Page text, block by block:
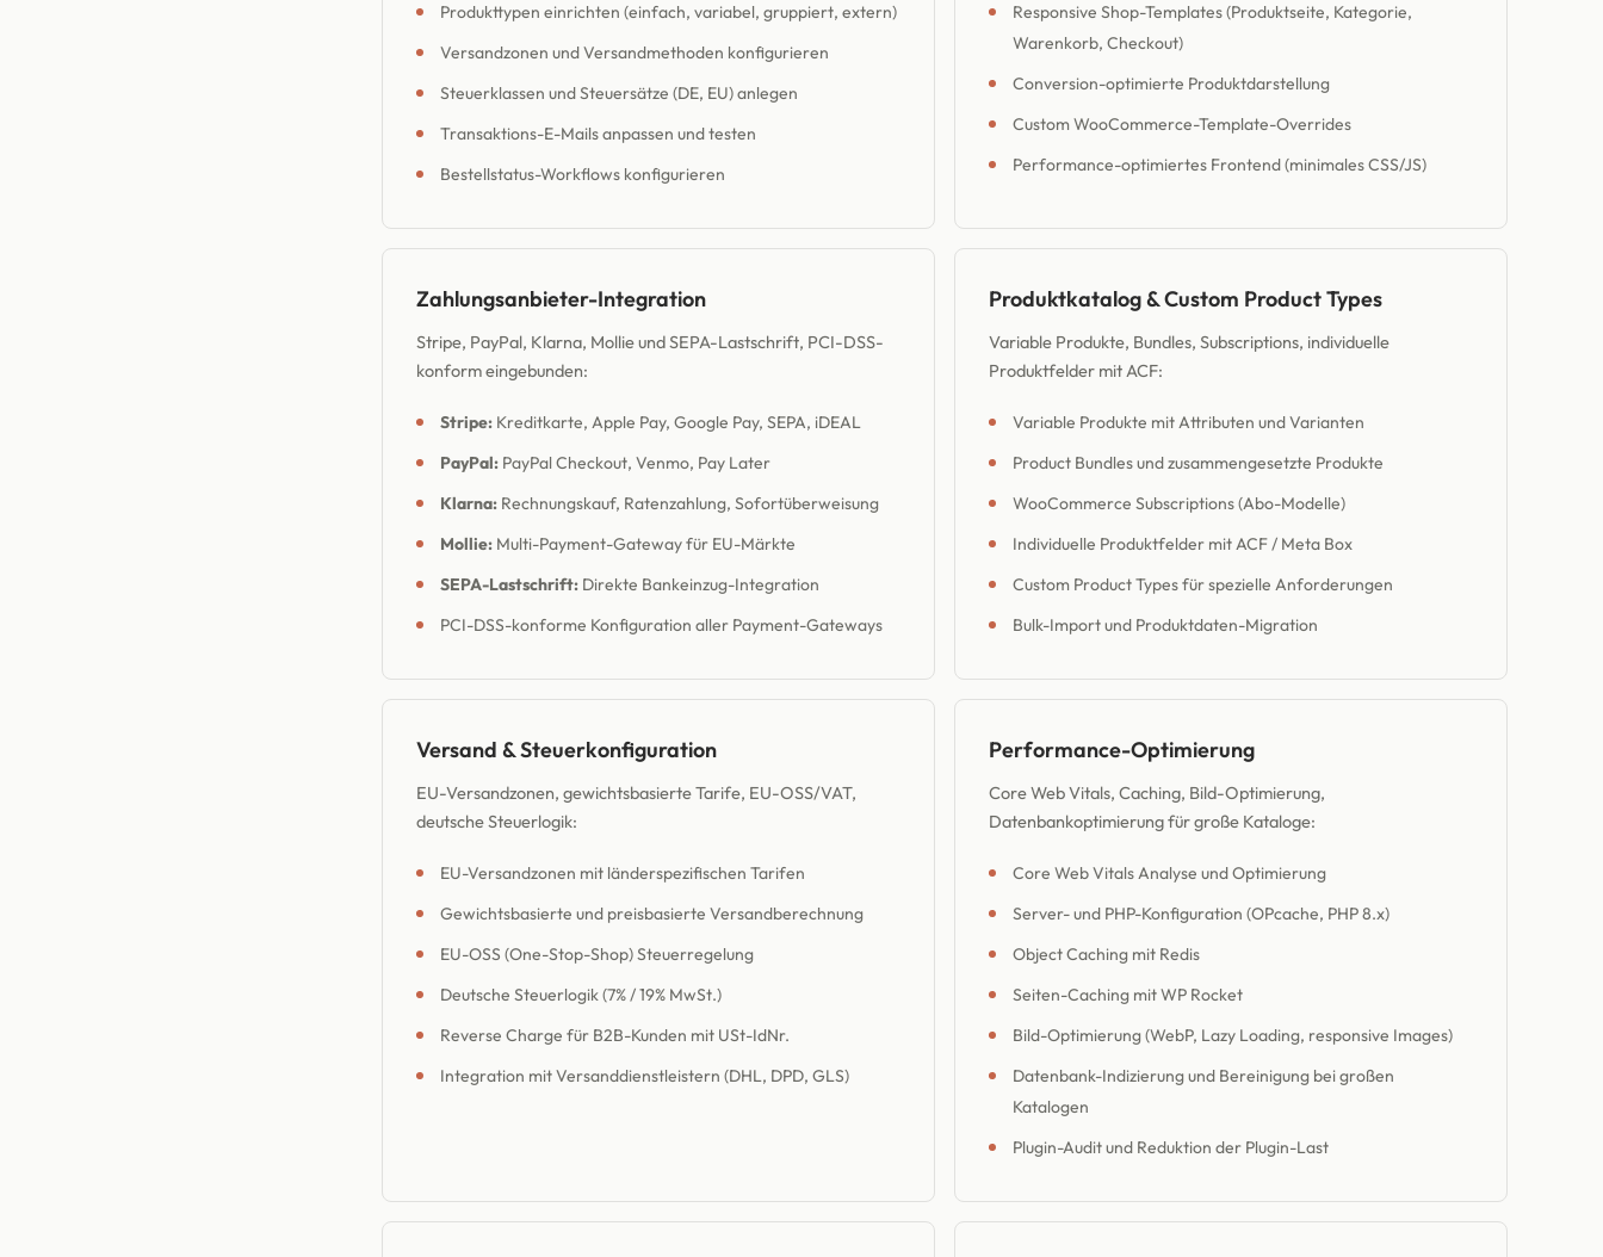
Produkttypen einrichten (einfach, variabel, gruppiert, extern)
Versandzonen und Versandmethoden konfigurieren
Steuerklassen und Steuersätze (DE, EU) anlegen
Transaktions-E-Mails anpassen und testen
Bestellstatus-Workflows konfigurieren
Responsive Shop-Templates (Produktseite, Kategorie,
Warenkorb, Checkout)
Conversion-optimierte Produktdarstellung
Custom WooCommerce-Template-Overrides
Performance-optimiertes Frontend (minimales CSS/JS)
Zahlungsanbieter-Integration
Stripe, PayPal, Klarna, Mollie und SEPA-Lastschrift, PCI-DSS-
konform eingebunden:
Stripe: Kreditkarte, Apple Pay, Google Pay, SEPA, iDEAL
PayPal: PayPal Checkout, Venmo, Pay Later
Klarna: Rechnungskauf, Ratenzahlung, Sofortüberweisung
Mollie: Multi-Payment-Gateway für EU-Märkte
SEPA-Lastschrift: Direkte Bankeinzug-Integration
PCI-DSS-konforme Konfiguration aller Payment-Gateways
Produktkatalog & Custom Product Types
Variable Produkte, Bundles, Subscriptions, individuelle
Produktfelder mit ACF:
Variable Produkte mit Attributen und Varianten
Product Bundles und zusammengesetzte Produkte
WooCommerce Subscriptions (Abo-Modelle)
Individuelle Produktfelder mit ACF / Meta Box
Custom Product Types für spezielle Anforderungen
Bulk-Import und Produktdaten-Migration
Versand & Steuerkonfiguration
EU-Versandzonen, gewichtsbasierte Tarife, EU-OSS/VAT,
deutsche Steuerlogik:
EU-Versandzonen mit länderspezifischen Tarifen
Gewichtsbasierte und preisbasierte Versandberechnung
EU-OSS (One-Stop-Shop) Steuerregelung
Deutsche Steuerlogik (7% / 19% MwSt.)
Reverse Charge für B2B-Kunden mit USt-IdNr.
Integration mit Versanddienstleistern (DHL, DPD, GLS)
Performance-Optimierung
Core Web Vitals, Caching, Bild-Optimierung,
Datenbankoptimierung für große Kataloge:
Core Web Vitals Analyse und Optimierung
Server- und PHP-Konfiguration (OPcache, PHP 8.x)
Object Caching mit Redis
Seiten-Caching mit WP Rocket
Bild-Optimierung (WebP, Lazy Loading, responsive Images)
Datenbank-Indizierung und Bereinigung bei großen
Katalogen
Plugin-Audit und Reduktion der Plugin-Last